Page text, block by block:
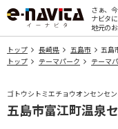
さぁ、
ナビタ
地元の
トップ 長崎県 五島市
五島
トップ
テーマパーク テーマ
ゴトウシトミエチョウオンセンセ
五島市富江町温泉